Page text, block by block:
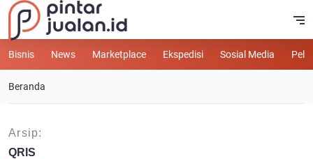
Bisnis News Marketplace Ekspedisi Sosial Media
Beranda
Arsip:
QRIS